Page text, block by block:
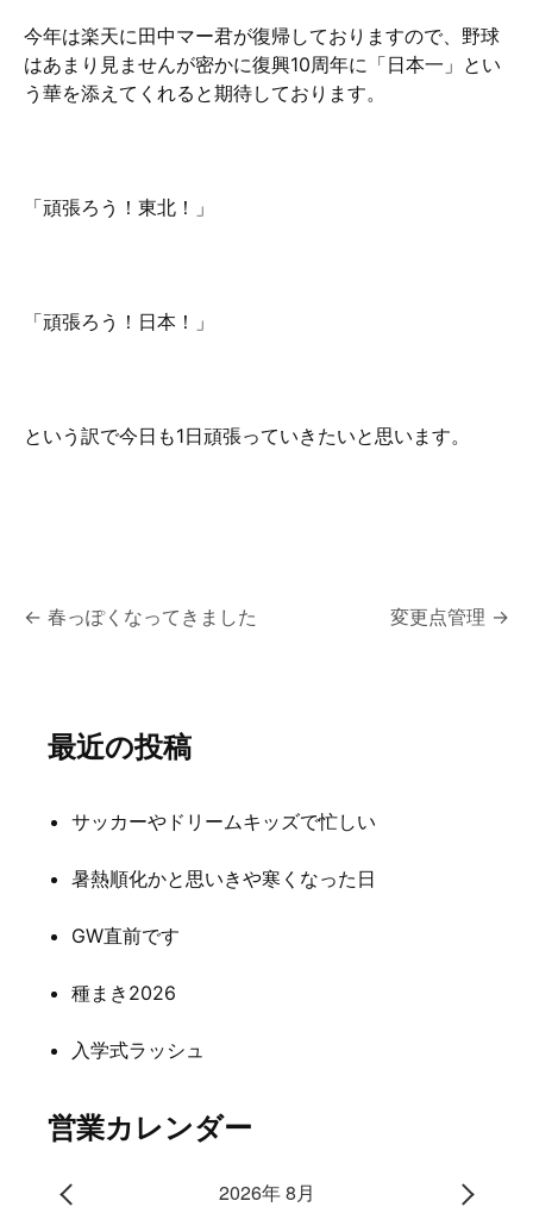
今年は楽天に田中マー君が復帰しておりますので、野球
はあまり見ませんが密かに復興10周年に「日本一」とい
う華を添えてくれると期待しております。
「頑張ろう！東北！」
「頑張ろう！日本！」
という訳で今日も1日頑張っていきたいと思います。
投
ビ
シ
← 春っぽくなってきました 変更点管理 →
最近の投稿
サッカーやドリームキッズで忙しい
暑熱順化かと思いきや寒くなった日
GW直前です
種まき2026
入学式ラッシュ
営業カレンダー
2026年 8月